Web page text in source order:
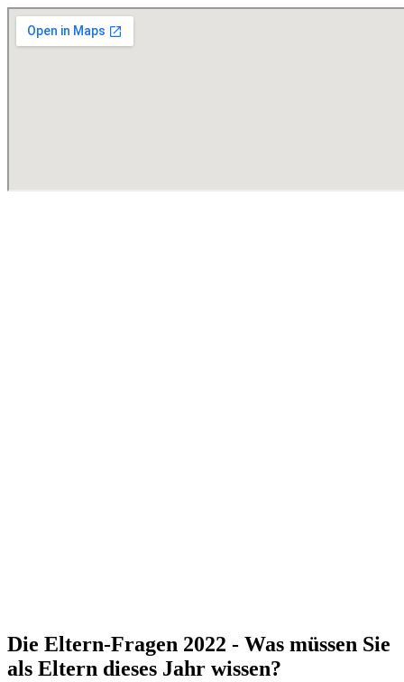
Die Eltern-Fragen 2022 - Was müssen Sie
als Eltern dieses Jahr wissen?